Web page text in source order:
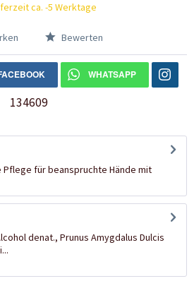
ca. -5 Werktage
Bewerten
WHATSAPP
134609
für beanspruchte Hände mit
denat., Prunus Amygdalus Dulcis